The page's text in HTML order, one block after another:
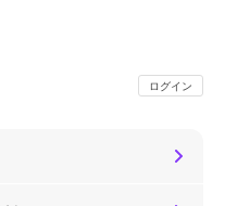
ログイン